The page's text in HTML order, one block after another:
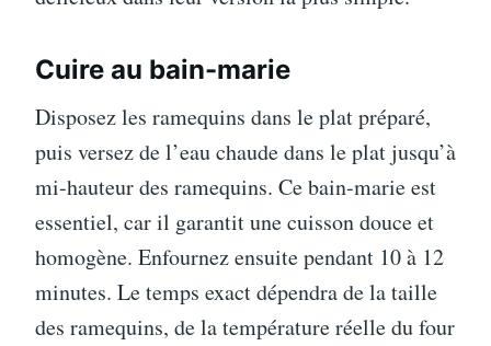
Cuire au bain-marie
Disposez les ramequins dans le plat préparé,
puis versez de l’eau chaude dans le plat jusqu’à
mi-hauteur des ramequins. Ce bain-marie est
essentiel, car il garantit une cuisson douce et
homogène. Enfournez ensuite pendant 10 à 12
minutes. Le temps exact dépendra de la taille
des ramequins, de la température réelle du four